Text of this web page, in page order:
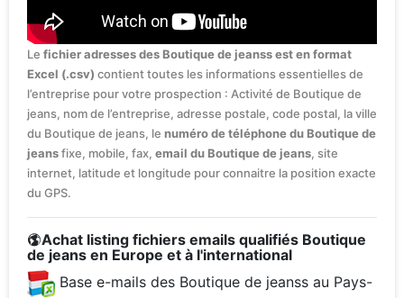
Le fichier adresses des Boutique de jeanss est en format
Excel (.csv) contient toutes les informations essentielles de
l’entreprise pour votre prospection : Activité de Boutique de
jeans, nom de l’entreprise, adresse postale, code postal, la ville
du Boutique de jeans, le numéro de téléphone du Boutique de
jeansfixe, mobile, fax, email du Boutique de jeans, site
internet, latitude et longitude pour connaitre la position exacte
du GPS.
Achat listing fichiers emails qualifiés Boutique
de jeans en Europe et à l'international
Base e-mails des Boutique de jeanss au Pays-